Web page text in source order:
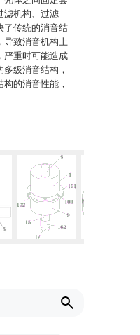
滤机构、过滤
了传统的消音结
导致消音机构上
严重时可能造成
级消音结构，
的消音性能，